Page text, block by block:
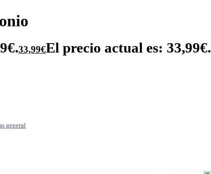
33,99€El precio actual es: 33,99€.
general